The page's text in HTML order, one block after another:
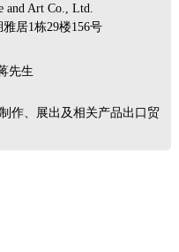
and Art Co., Ltd.
居1栋29楼156号
先生
作、展出及相关产品出口贸